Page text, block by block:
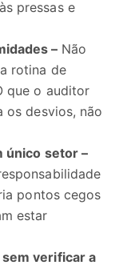
pressas e
– Não
rotina de
que o auditor
os desvios, não
único setor –
pontos cegos
estar
verificar a